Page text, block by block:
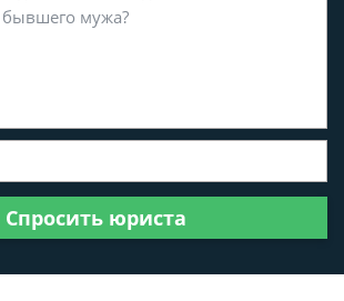
Спросить юриста